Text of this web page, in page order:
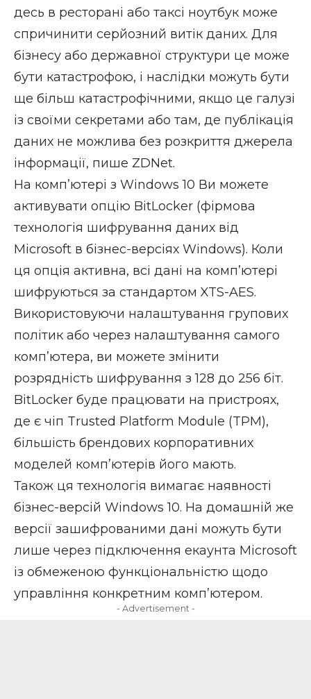
десь в ресторані або таксі ноутбук може
спричинити серйозний витік даних. Для
бізнесу або державної структури це може
бути катастрофою, і наслідки можуть бути
ще більш катастрофічними, якщо це галузі
із своїми секретами або там, де публікація
даних не можлива без розкриття джерела
інформації, пише ZDNet.
На комп’ютері з Windows 10 Ви можете
активувати опцію BitLocker (фірмова
технологія шифрування даних від
Microsoft в бізнес-версіях Windows). Коли
ця опція активна, всі дані на комп’ютері
шифруються за стандартом XTS-AES.
Використовуючи налаштування групових
політик або через налаштування самого
комп’ютера, ви можете змінити
розрядність шифрування з 128 до 256 біт.
BitLocker буде працювати на пристроях,
де є чіп Trusted Platform Module (TPM),
більшість брендових корпоративних
моделей комп’ютерів його мають.
Також ця технологія вимагає наявності
бізнес-версій Windows 10. На домашній же
версії зашифрованими дані можуть бути
лише через підключення екаунта Microsoft
із обмеженою функціональністю щодо
управління конкретним комп’ютером.
- Advertisement -